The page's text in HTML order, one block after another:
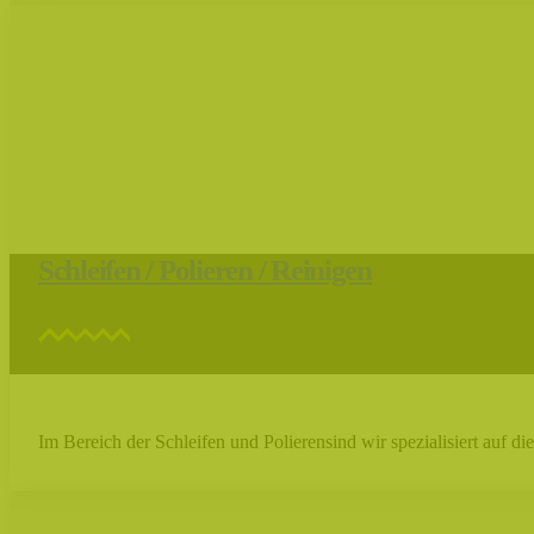
Schleifen / Polieren / Reinigen
Im Bereich der Schleifen und Polierensind wir spezialisiert auf